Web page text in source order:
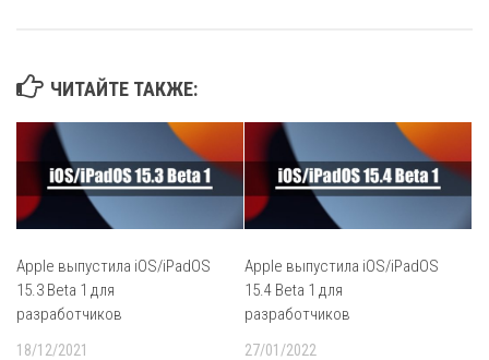
ЧИТАЙТЕ ТАКЖЕ:
Apple выпустила iOS/iPadOS
15.3 Beta 1 для
разработчиков
18/12/2021
Apple выпустила iOS/iPadOS
15.4 Beta 1 для
разработчиков
27/01/2022